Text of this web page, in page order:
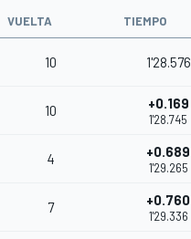
VUELTA TIEMPO
10 1'28.576
10 +0.169
1'28.745
4 +0.689
1'29.265
7 +0.760
1'29.336